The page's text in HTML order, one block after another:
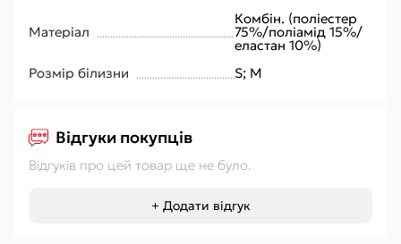
Матеріал
Комбін. (поліестер
75%/поліамід 15%/
еластан 10%)
Розмір білизни
S; M
Відгуки покупців
Відгуків про цей товар ще не було.
+ Додати відгук